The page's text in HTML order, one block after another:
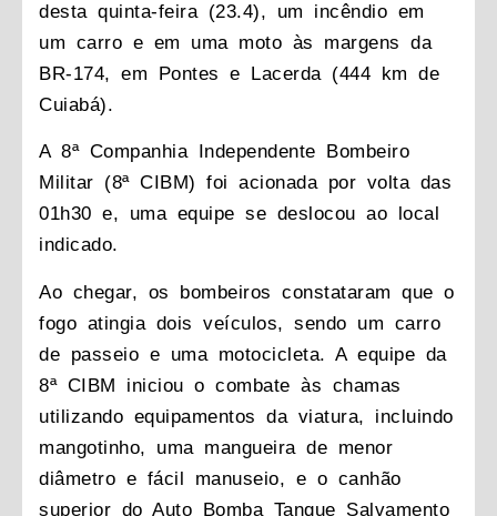
desta quinta-feira (23.4), um incêndio em
um carro e em uma moto às margens da
BR-174, em Pontes e Lacerda (444 km de
Cuiabá).
A 8ª Companhia Independente Bombeiro
Militar (8ª CIBM) foi acionada por volta das
01h30 e, uma equipe se deslocou ao local
indicado.
Ao chegar, os bombeiros constataram que o
fogo atingia dois veículos, sendo um carro
de passeio e uma motocicleta. A equipe da
8ª CIBM iniciou o combate às chamas
utilizando equipamentos da viatura, incluindo
mangotinho, uma mangueira de menor
diâmetro e fácil manuseio, e o canhão
superior do Auto Bomba Tanque Salvamento